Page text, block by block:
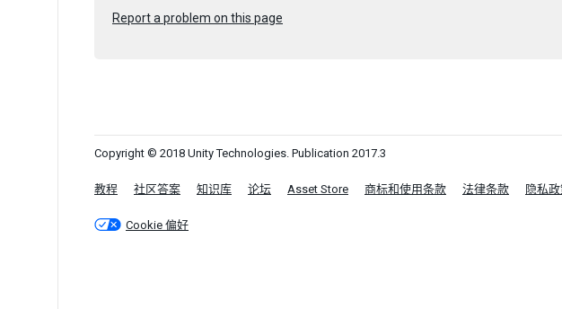
Report a problem on this page
Copyright © 2018 Unity Technologies. Publication 2017.3
教程 社区答案 知识库 论坛 Asset Store 商标和使用条款 法律条款 隐私
Cookie 偏好